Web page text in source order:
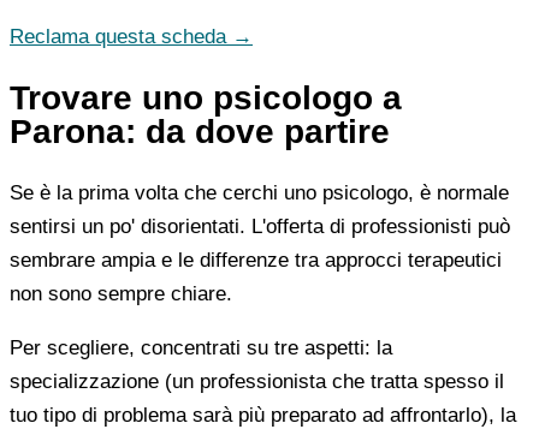
Reclama questa scheda →
Trovare uno psicologo a
Parona: da dove partire
Se è la prima volta che cerchi uno psicologo, è normale
sentirsi un po' disorientati. L'offerta di professionisti può
sembrare ampia e le differenze tra approcci terapeutici
non sono sempre chiare.
Per scegliere, concentrati su tre aspetti: la
specializzazione (un professionista che tratta spesso il
tuo tipo di problema sarà più preparato ad affrontarlo), la